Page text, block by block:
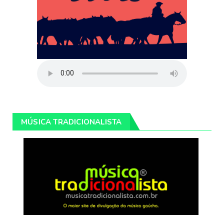
MÚSICA TRADICIONALISTA